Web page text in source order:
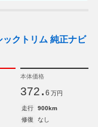
ックトリム 純正ナビ
本体価格
372. 6 万円
走行
900km
修復
なし